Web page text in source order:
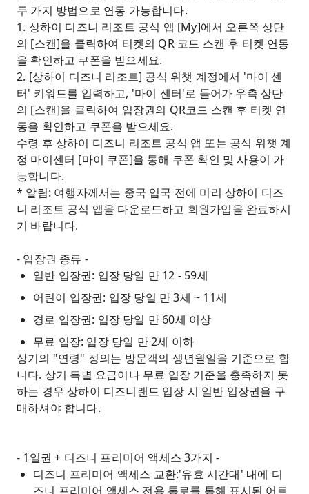
두 가지 방법으로 연동 가능합니다.
1. 상하이 디즈니 리조트 공식 앱 [My]에서 오른쪽 상단
의 [스캔]을 클릭하여 티켓의 QR 코드 스캔 후 티켓 연동
을 확인하고 쿠폰을 받으세요.
2. [상하이 디즈니 리조트] 공식 위챗 계정에서 '마이 센
터' 키워드를 입력하고, '마이 센터'로 들어가 우측 상단
의 [스캔]을 클릭하여 입장권의 QR코드 스캔 후 티켓 연
동을 확인하고 쿠폰을 받으세요.
수령 후 상하이 디즈니 리조트 공식 앱 또는 공식 위챗 계
정 마이센터 [마이 쿠폰]을 통해 쿠폰 확인 및 사용이 가
능합니다.
* 알림: 여행자께서는 중국 입국 전에 미리 상하이 디즈
니 리조트 공식 앱을 다운로드하고 회원가입을 완료하시
기 바랍니다.
- 입장권 종류 -
일반 입장권: 입장 당일 만 12 - 59세
어린이 입장권: 입장 당일 만 3세 ~ 11세
경로 입장권: 입장 당일 만 60세 이상
무료 입장: 입장 당일 만 2세 이하
상기의 "연령" 정의는 방문객의 생년월일을 기준으로 합
니다. 상기 특별 요금이나 무료 입장 기준을 충족하지 못
하는 경우 상하이 디즈니랜드 입장 시 일반 입장권을 구
매하셔야 합니다.
- 1일권 + 디즈니 프리미어 액세스 3가지 -
디즈니 프리미어 액세스 교환:'유효 시간대' 내에 디
즈니 프리미어 액세스 전용 통로를 통해 표시된 어트